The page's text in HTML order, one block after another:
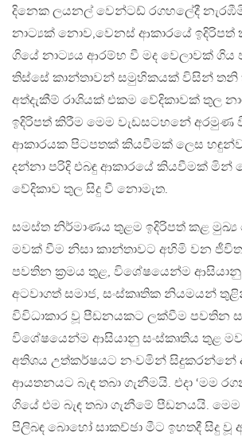
දිනෙක ලයනල් වෙන්ටඩ් රගහලේදී
නාට්‍යක් නොව,වෙනස් ආකාරයේ ඉදිරිපත්
ගියේ නාට්‍යය ආරම්භ වී මද වෙලාවක් ගිය
තිස්සේ කාන්තාවන් සමුහිකයක් විසින් තනි
අත්දැකීම් රාශියක් එකම වේදිකාවක් තුල
ඉදිරිපත් කිරීම මෙම වැඩසටහනේ අරමුණ
ආකාරයක පිටපතක් කියවීමක් ලෙස
දන්නා පරිදි එබඳු ආකාරයේ කියවීමක් මින්
වේදිකාව තුල සිදු වී නොමැත.
සමස්ත නිර්මාණය තුළම ඉදිරිපත් කළ මුඛ්‍ය
මවක් වීම නිසා කාන්තාවට අහිමි වන
පවතින ක්‍රමය තුළ, විශේෂයෙන්ම ආසියානු
අටවාගත් සමාජ, සංස්කෘතික නියමයන්
විවිධාකාර වූ පීඩනයකට ලක්වීම පවතින
විශේෂයෙන්ම ආසියානු සංස්කෘතිය තුළ
අතිශය උත්කර්ෂයට නංවමින් සිදුකරන්නේ
ආයතනයට බැඳ තබා ගැනීමයි. එදා ‘මම
ගියේ එම බැඳ තබා ගැනීමේ පීඩනයයි. මෙම
පිලිබඳ බොහෝ සාකච්ඡා මීට ඉහතදී සිදු වූ